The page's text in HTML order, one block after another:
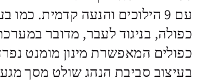
עם 9 הילוכים והנעה קדמית.
כפולה, בניגוד לעבר, מדובר
כפולים המאפשרת מינון מומנט